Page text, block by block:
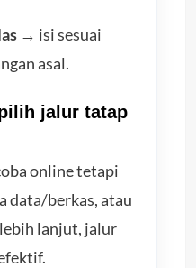
→ isi sesuai
asal.
jalur tatap
online tetapi
data/berkas, atau
lanjut, jalur